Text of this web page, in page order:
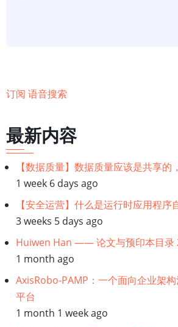
改
2023
年
建
网
站
的
方
式
一
订阅 语音搜索
最新内容
【数据质量】数据质量应该是共享的
1 week 6 days ago
【安全运营】什么是运行时应用程序
3 weeks 5 days ago
Huiwen Han —— 论文与预印本目录
1 month ago
AxisRobo-PAMP：一个面向企业架
平台
1 month 1 week ago